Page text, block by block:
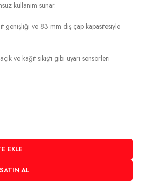
kullanım sunar.
genişliği ve 83 mm dış çap kapasitesiyle
ve kağıt sıkıştı gibi uyarı sensörleri
EKLE
AL